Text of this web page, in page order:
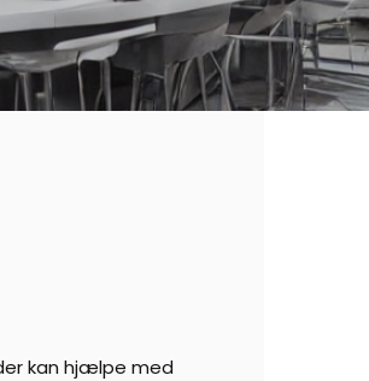
kan hjælpe med